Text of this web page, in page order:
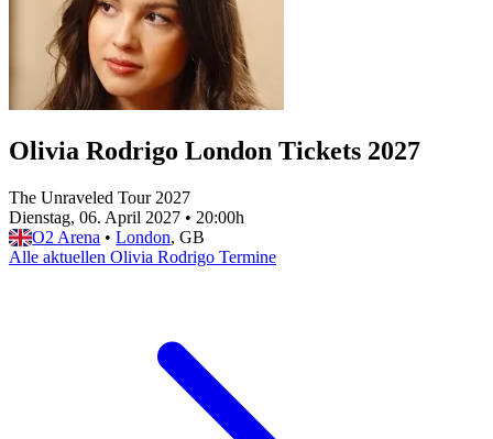
Olivia Rodrigo London Tickets 2027
The Unraveled Tour 2027
Dienstag, 06. April 2027 • 20:00h
O2 Arena • London, GB
Alle aktuellen Olivia Rodrigo Termine